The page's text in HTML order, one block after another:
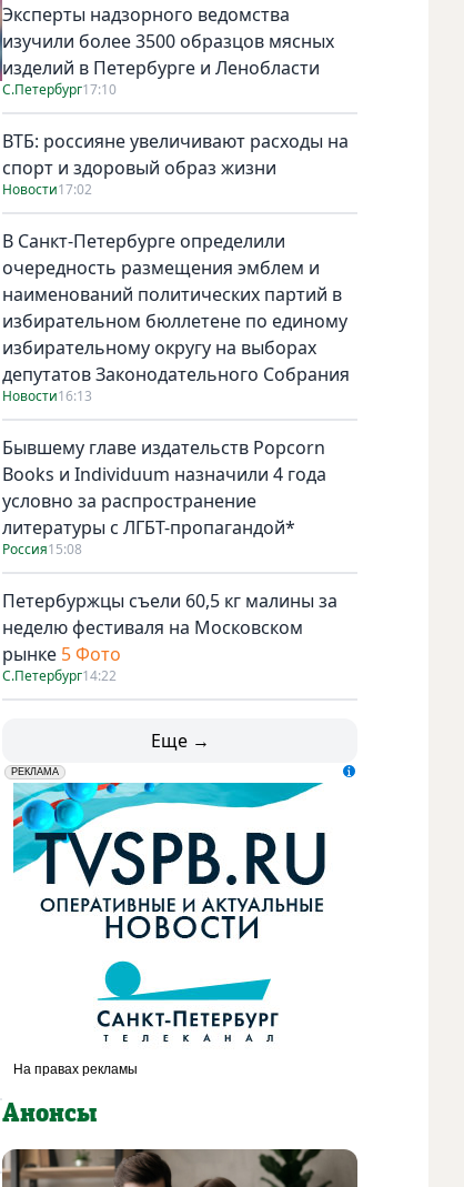
Эксперты надзорного ведомства
изучили более 3500 образцов мясных
изделий в Петербурге и Ленобласти
С.Петербург17:10
ВТБ: россияне увеличивают расходы на
спорт и здоровый образ жизни
Новости17:02
В Санкт-Петербурге определили
очередность размещения эмблем и
наименований политических партий в
избирательном бюллетене по единому
избирательному округу на выборах
депутатов Законодательного Собрания
Новости16:13
Бывшему главе издательств Popcorn
Books и Individuum назначили 4 года
условно за распространение
литературы с ЛГБТ-пропагандой*
Россия15:08
Петербуржцы съели 60,5 кг малины за
неделю фестиваля на Московском
рынке 5 Фото
С.Петербург14:22
Еще →
erid: LdtCK5udn
РЕКЛАМА
АО "ГАТР", ИНН: 7841320717
Анонсы